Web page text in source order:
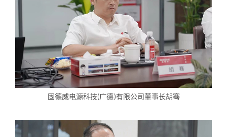
固德威电源科技(广德)有限公司董事长胡骞